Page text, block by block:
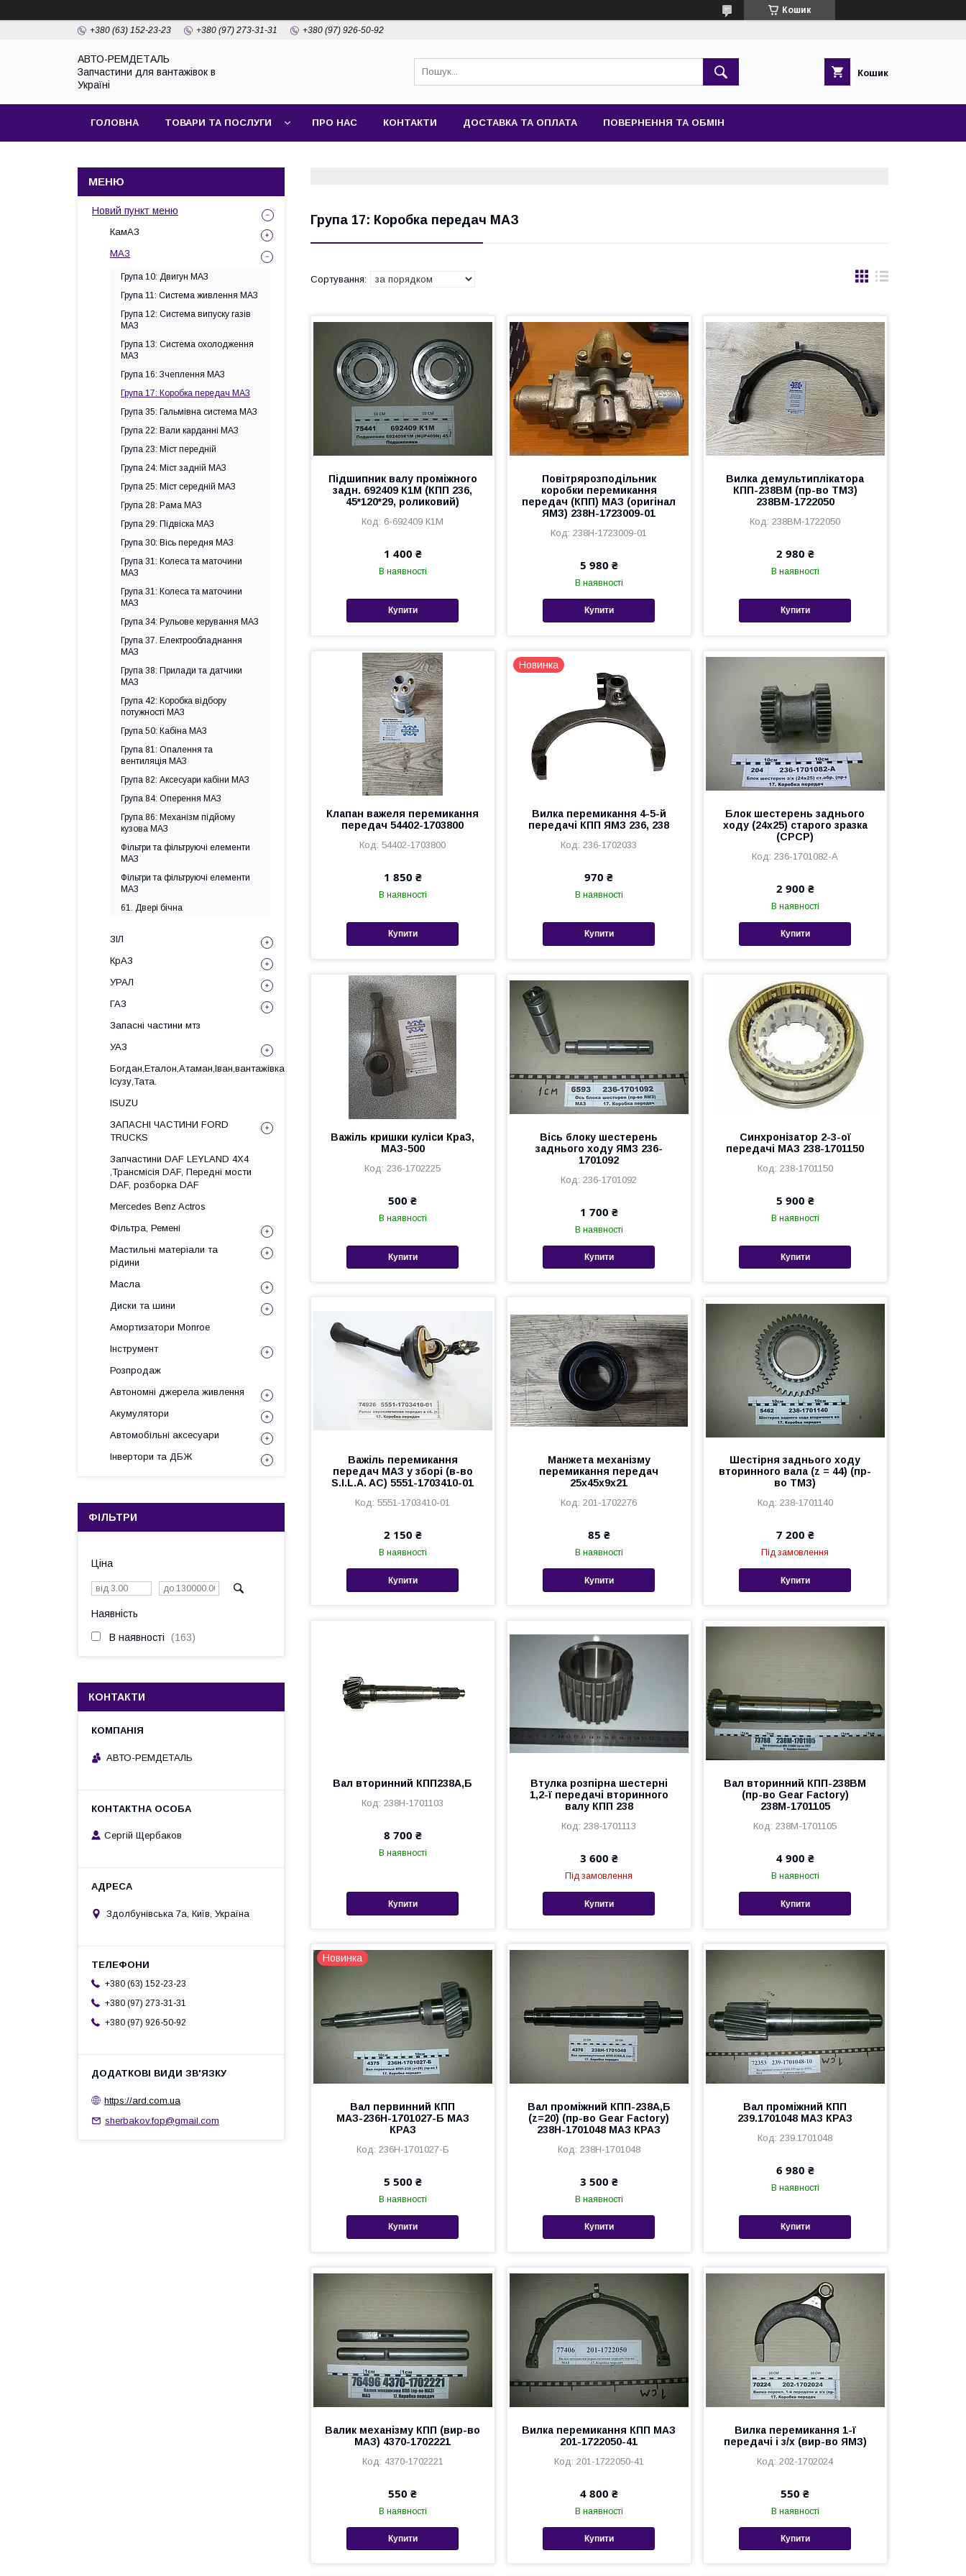
Кошик
+380 (63) 152-23-23 +380 (97) 273-31-31 +380 (97) 926-50-92
АВТО-РЕМДЕТАЛЬ
Запчастини для вантажівок в
Україні
Кошик
ГОЛОВНА ТОВАРИ ТА ПОСЛУГИ ПРО НАС КОНТАКТИ ДОСТАВКА ТА ОПЛАТА ПОВЕРНЕННЯ ТА ОБМІН
Група 17: Коробка передач МАЗ
Підшипник валу проміжного
задн. 692409 К1М (КПП 236,
45*120*29, роликовий)
6-692409 К1М
1 400 ₴
В наявності
Купити
Повітрярозподільник
коробки перемикання
передач (КПП) МАЗ (оригінал
ЯМЗ) 238Н-1723009-01
238Н-1723009-01
5 980 ₴
В наявності
Купити
Вилка демультиплікатора
КПП-238ВМ (пр-во ТМЗ)
238ВМ-1722050
238ВМ-1722050
2 980 ₴
В наявності
Купити
Клапан важеля перемикання
передач 54402-1703800
54402-1703800
1 850 ₴
В наявності
Купити
Новинка
Вилка перемикання 4-5-й
передачі КПП ЯМЗ 236, 238
236-1702033
970 ₴
В наявності
Купити
Блок шестерень заднього
ходу (24х25) старого зразка
(СРСР)
236-1701082-А
2 900 ₴
В наявності
Купити
Важіль кришки куліси КраЗ,
МАЗ-500
236-1702225
500 ₴
В наявності
Купити
Вісь блоку шестерень
заднього ходу ЯМЗ 236-
1701092
236-1701092
1 700 ₴
В наявності
Купити
Синхронізатор 2-3-ої
передачі МАЗ 238-1701150
238-1701150
5 900 ₴
В наявності
Купити
Важіль перемикання
передач МАЗ у зборі (в-во
S.I.L.A. AC) 5551-1703410-01
5551-1703410-01
2 150 ₴
В наявності
Купити
Манжета механізму
перемикання передач
25х45х9х21
201-1702276
85 ₴
В наявності
Купити
Шестірня заднього ходу
вторинного вала (z = 44) (пр-
во ТМЗ)
238-1701140
7 200 ₴
Під замовлення
Купити
Вал вторинний КПП238А,Б
238Н-1701103
8 700 ₴
В наявності
Купити
Втулка розпірна шестерні
1,2-ї передачі вторинного
валу КПП 238
238-1701113
3 600 ₴
Під замовлення
Купити
Вал вторинний КПП-238ВМ
(пр-во Gear Factory)
238М-1701105
238М-1701105
4 900 ₴
В наявності
Купити
Новинка
Вал первинний КПП
МАЗ-236Н-1701027-Б МАЗ
КРАЗ
236Н-1701027-Б
5 500 ₴
В наявності
Купити
Вал проміжний КПП-238А,Б
(z=20) (пр-во Gear Factory)
238Н-1701048 МАЗ КРАЗ
238Н-1701048
3 500 ₴
В наявності
Купити
Вал проміжний КПП
239.1701048 МАЗ КРАЗ
239.1701048
6 980 ₴
В наявності
Купити
Валик механізму КПП (вир-во
МАЗ) 4370-1702221
4370-1702221
550 ₴
В наявності
Купити
Вилка перемикання КПП МАЗ
201-1722050-41
201-1722050-41
4 800 ₴
В наявності
Купити
Вилка перемикання 1-ї
передачі і з/х (вир-во ЯМЗ)
202-1702024
550 ₴
В наявності
Купити
Новий пункт меню
КамАЗ
МАЗ
Група 10: Двигун МАЗ
Група 11: Система живлення МАЗ
Група 12: Система випуску газів
МАЗ
Група 13: Система охолодження
МАЗ
Група 16: Зчеплення МАЗ
Група 17: Коробка передач МАЗ
Група 35: Гальмівна система МАЗ
Група 22: Вали карданні МАЗ
Група 23: Міст передній
Група 24: Міст задній МАЗ
Група 25: Міст середній МАЗ
Група 28: Рама МАЗ
Група 29: Підвіска МАЗ
Група 30: Вісь передня МАЗ
Група 31: Колеса та маточини
МАЗ
Група 31: Колеса та маточини
МАЗ
Група 34: Рульове керування МАЗ
Група 37. Електрообладнання
МАЗ
Група 38: Прилади та датчики
МАЗ
Група 42: Коробка відбору
потужності МАЗ
Група 50: Кабіна МАЗ
Група 81: Опалення та
вентиляція МАЗ
Група 82: Аксесуари кабіни МАЗ
Група 84: Оперення МАЗ
Група 86: Механізм підйому
кузова МАЗ
Фільтри та фільтруючі елементи
МАЗ
Фільтри та фільтруючі елементи
МАЗ
61. Двері бічна
ЗІЛ
КрАЗ
УРАЛ
ГАЗ
Запасні частини мтз
УАЗ
Богдан,Еталон,Атаман,Іван,вантажівка
Ісузу,Тата.
ISUZU
ЗАПАСНІ ЧАСТИНИ FORD
TRUCKS
Запчастини DAF LEYLAND 4X4
,Трансмісія DAF, Передні мости
DAF, розборка DAF
Mercedes Benz Actros
Фільтра, Ремені
Мастильні матеріали та
рідини
Масла
Диски та шини
Амортизатори Monroe
Інструмент
Розпродаж
Автономні джерела живлення
Акумулятори
Автомобільні аксесуари
Інвертори та ДБЖ
ФІЛЬТРИ
Ціна
Наявність
В наявності 163
КОНТАКТИ
АВТО-РЕМДЕТАЛЬ
Сергій Щербаков
Здолбунівська 7а, Київ, Україна
+380 (63) 152-23-23
+380 (97) 273-31-31
+380 (97) 926-50-92
https://ard.com.ua
sherbakov.fop@gmail.com